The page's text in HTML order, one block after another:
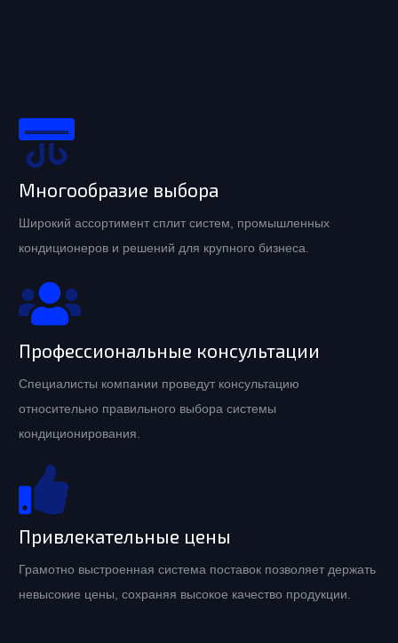
Многообразие выбора
Широкий ассортимент сплит систем, промышленных
кондиционеров и решений для крупного бизнеса.
Профессиональные консультации
Специалисты компании проведут консультацию
относительно правильного выбора системы
кондиционирования.
Привлекательные цены
Грамотно выстроенная система поставок позволяет держать
невысокие цены, сохраняя высокое качество продукции.